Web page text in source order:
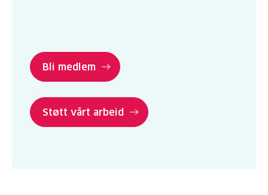
Bli medlem
Støtt vårt arbeid